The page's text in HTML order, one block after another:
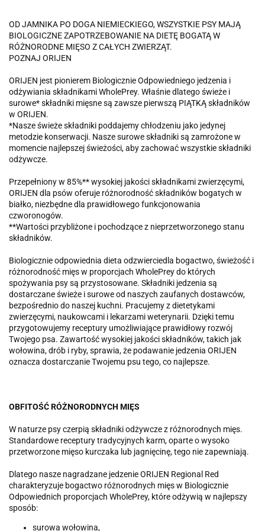
OD JAMNIKA PO DOGA NIEMIECKIEGO, WSZYSTKIE PSY MAJĄ
BIOLOGICZNE ZAPOTRZEBOWANIE NA DIETĘ BOGATĄ W
RÓŻNORODNE MIĘSO Z CAŁYCH ZWIERZĄT.
POZNAJ ORIJEN
ORIJEN jest pionierem Biologicznie Odpowiedniego jedzenia i
odżywiania składnikami WholePrey. Właśnie dlatego świeże i
surowe* składniki mięsne są zawsze pierwszą PIĄTKĄ składników
w ORIJEN.
*Nasze świeże składniki poddajemy chłodzeniu jako jedynej
metodzie konserwacji. Nasze surowe składniki są zamrożone w
momencie najlepszej świeżości, aby zachować wszystkie składniki
odżywcze.
Przepełniony w 85%** wysokiej jakości składnikami zwierzęcymi,
ORIJEN dla psów oferuje różnorodność składników bogatych w
białko, niezbędne dla prawidłowego funkcjonowania
czworonogów.
**Wartości przybliżone i pochodzące z nieprzetworzonego stanu
składników.
Biologicznie odpowiednia dieta odzwierciedla bogactwo, świeżość i
różnorodność mięs w proporcjach WholePrey do których
spożywania psy są przystosowane. Składniki jedzenia są
dostarczane świeże i surowe od naszych zaufanych dostawców,
bezpośrednio do naszej kuchni. Pracujemy z dietetykami
zwierzęcymi, naukowcami i lekarzami weterynarii. Dzięki temu
przygotowujemy receptury umożliwiające prawidłowy rozwój
Twojego psa. Zawartość wysokiej jakości składników, takich jak
wołowina, drób i ryby, sprawia, że podawanie jedzenia ORIJEN
oznacza dostarczanie Twojemu psu tego, co najlepsze.
OBFITOŚĆ RÓŻNORODNYCH MIĘS
W naturze psy czerpią składniki odżywcze z różnorodnych mięs.
Standardowe receptury tradycyjnych karm, oparte o wysoko
przetworzone mięso kurczaka lub jagnięcinę, tego nie zapewniają.
Dlatego nasze nagradzane jedzenie ORIJEN Regional Red
charakteryzuje bogactwo różnorodnych mięs w Biologicznie
Odpowiednich proporcjach WholePrey, które odżywią w najlepszy
sposób:
surowa wołowina,